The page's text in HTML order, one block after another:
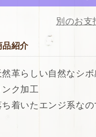
国
革
顔
仕
げ
別のお支
品紹介
革らしい自然なシ
ンク加工
着いたエンジ系なの